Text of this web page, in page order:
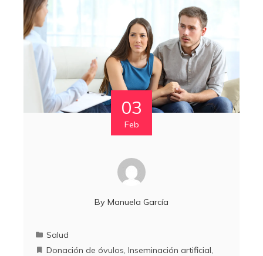
03
Feb
By Manuela García
Salud
Donación de óvulos, Inseminación artificial,